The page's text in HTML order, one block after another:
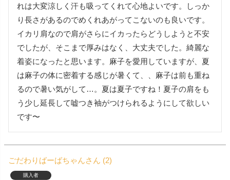
れは大変涼しく汗も吸ってくれて心地よいです。しっか
り長さがあるのでめくれあがってこないのも良いです。
イカリ肩なので肩がさらにイカったらどうしようと不安
でしたが、そこまで厚みはなく、大丈夫でした。綺麗な
着姿になったと思います。麻子を愛用していますが、夏
は麻子の体に密着する感じが暑くて、、麻子は前も重ね
るので暑い気がして…。夏は夏子ですね！夏子の肩をも
う少し延長して嘘つき袖がつけられるようにして欲しい
です〜
ごだわりばーばちゃん 2
購入者